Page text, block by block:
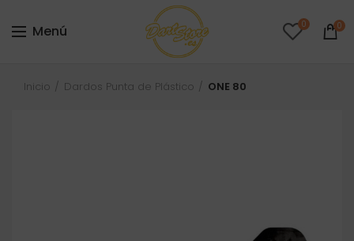
Menú 0 0
Inicio Dardos Punta de Plástico ONE 80